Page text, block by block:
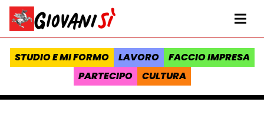
Vai al contenuto
Homepage Giovanisì - Progetto della Regione Toscana
STUDIO E MI FORMO LAVORO
FACCIO IMPRESA
PARTECIPO
CULTURA